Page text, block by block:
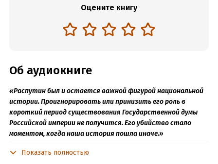
Оцените книгу
Об аудиокниге
«Распутин был и остается важной фигурой национальной
истории. Проигнорировать или принизить его роль в
короткий период существования Государственной думы
Российской империи не получится. Его убийство стало
моментом, когда наша история пошла иначе.»
Олег Шишкин, драматург, сценарист, писатель,
Показать полностью